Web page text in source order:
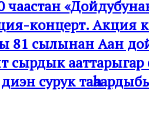
чаастан
концерт.
81 сылынан Аан
сырдык
диэн сурук